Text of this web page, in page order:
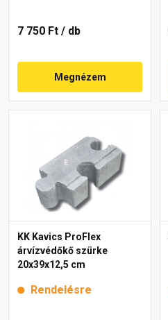
7 750 Ft / db
Megnézem
KK Kavics ProFlex
árvízvédőkő szürke
20x39x12,5 cm
Rendelésre